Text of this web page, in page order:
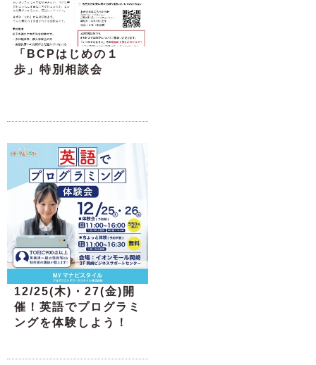
「BCPはじめの１
歩」特別相談会
12/25(木)・27(金)開
催！英語でプログラミ
ングを体験しよう！